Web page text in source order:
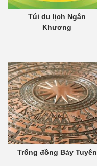
Túi du lịch Ngân
Khương
Trống đồng Bảy Tuyên